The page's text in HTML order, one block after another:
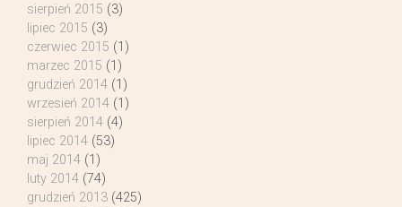
sierpień 2015 (3)
lipiec 2015 (3)
czerwiec 2015 (1)
marzec 2015 (1)
grudzień 2014 (1)
wrzesień 2014 (1)
sierpień 2014 (4)
lipiec 2014 (53)
maj 2014 (1)
luty 2014 (74)
grudzień 2013 (425)